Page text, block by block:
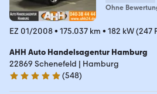
Ohne
EZ 01/2008• 175.037 km • 182 kW (247
AHH Auto Handelsagentur Hamburg
22869 Schenefeld | Hamburg
4.8 Sterne
(548)